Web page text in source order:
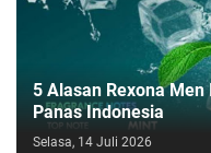
5 Alasan Rexona
Panas Indonesia
Selasa, 14 Juli 2026